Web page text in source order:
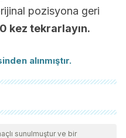
pozisyona geri
kez tekrarlayın.
alınmıştır.
güvenilirliklerini,
için ekibimiz
sunulmuştur ve bir